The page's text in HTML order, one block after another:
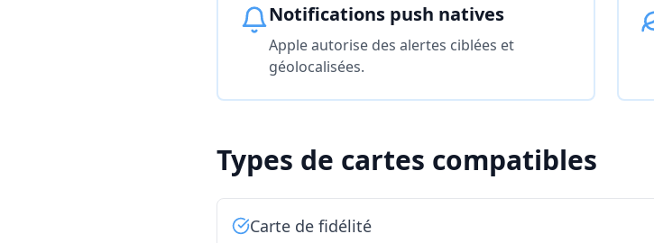
Notifications push natives
Apple autorise des alertes ciblées et
géolocalisées.
Types de cartes compatibles
Carte de fidélité